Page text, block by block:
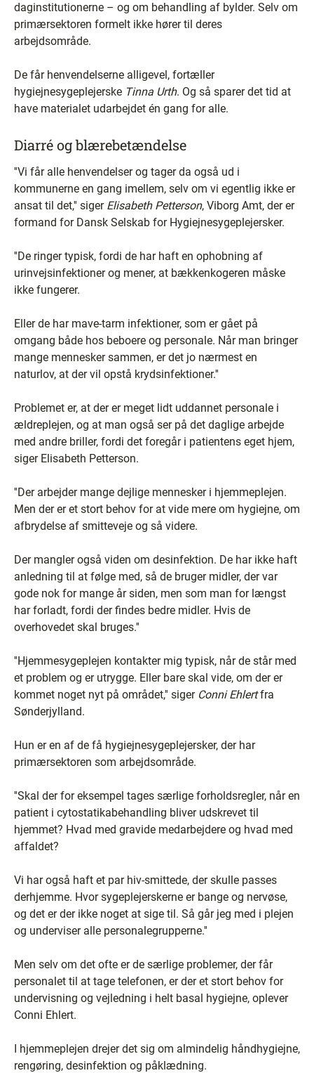
daginstitutionerne – og om behandling af bylder. Selv om
primærsektoren formelt ikke hører til deres
arbejdsområde.
De får henvendelserne alligevel, fortæller
hygiejnesygeplejerske Tinna Urth. Og så sparer det tid at
have materialet udarbejdet én gang for alle.
Diarré og blærebetændelse
''Vi får alle henvendelser og tager da også ud i
kommunerne en gang imellem, selv om vi egentlig ikke er
ansat til det,'' siger Elisabeth Petterson, Viborg Amt, der er
formand for Dansk Selskab for Hygiejnesygeplejersker.
''De ringer typisk, fordi de har haft en ophobning af
urinvejsinfektioner og mener, at bækkenkogeren måske
ikke fungerer.
Eller de har mave-tarm infektioner, som er gået på
omgang både hos beboere og personale. Når man bringer
mange mennesker sammen, er det jo nærmest en
naturlov, at der vil opstå krydsinfektioner.''
Problemet er, at der er meget lidt uddannet personale i
ældreplejen, og at man også ser på det daglige arbejde
med andre briller, fordi det foregår i patientens eget hjem,
siger Elisabeth Petterson.
''Der arbejder mange dejlige mennesker i hjemmeplejen.
Men der er et stort behov for at vide mere om hygiejne, om
afbrydelse af smitteveje og så videre.
Der mangler også viden om desinfektion. De har ikke haft
anledning til at følge med, så de bruger midler, der var
gode nok for mange år siden, men som man for længst
har forladt, fordi der findes bedre midler. Hvis de
overhovedet skal bruges.''
''Hjemmesygeplejen kontakter mig typisk, når de står med
et problem og er utrygge. Eller bare skal vide, om der er
kommet noget nyt på området,'' siger Conni Ehlertfra
Sønderjylland.
Hun er en af de få hygiejnesygeplejersker, der har
primærsektoren som arbejdsområde.
''Skal der for eksempel tages særlige forholdsregler, når en
patient i cytostatikabehandling bliver udskrevet til
hjemmet? Hvad med gravide medarbejdere og hvad med
affaldet?
Vi har også haft et par hiv-smittede, der skulle passes
derhjemme. Hvor sygeplejerskerne er bange og nervøse,
og det er der ikke noget at sige til. Så går jeg med i plejen
og underviser alle personalegrupperne.''
Men selv om det ofte er de særlige problemer, der får
personalet til at tage telefonen, er der et stort behov for
undervisning og vejledning i helt basal hygiejne, oplever
Conni Ehlert.
I hjemmeplejen drejer det sig om almindelig håndhygiejne,
rengøring, desinfektion og påklædning.